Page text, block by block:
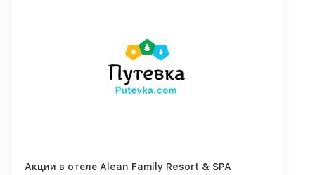
Акции в отеле Alean Family Resort & SPA